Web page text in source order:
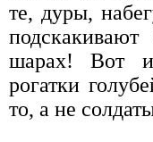
те, дуры,
шарах! Вот
рогатки
то, а не